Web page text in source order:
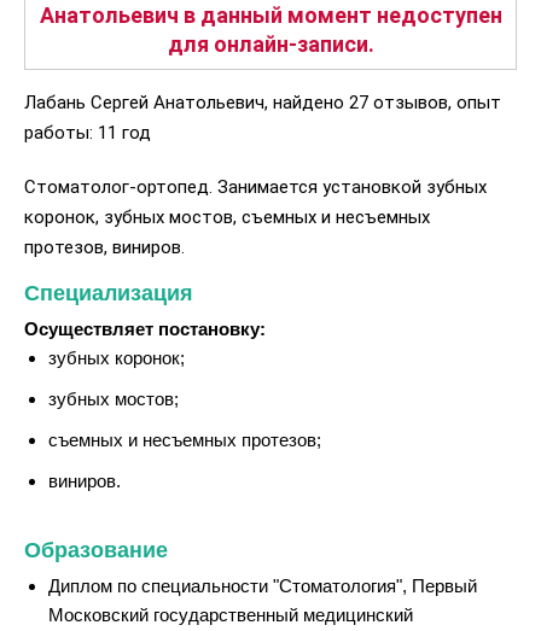
Анатольевич в данный момент недоступен
для онлайн-записи.
Лабань Сергей Анатольевич, найдено 27 отзывов, опыт
работы: 11 год
Стоматолог-ортопед. Занимается установкой зубных
коронок, зубных мостов, съемных и несъемных
протезов, виниров.
Специализация
Осуществляет постановку:
зубных коронок;
зубных мостов;
съемных и несъемных протезов;
виниров.
Образование
Диплом по специальности "Стоматология", Первый
Московский государственный медицинский